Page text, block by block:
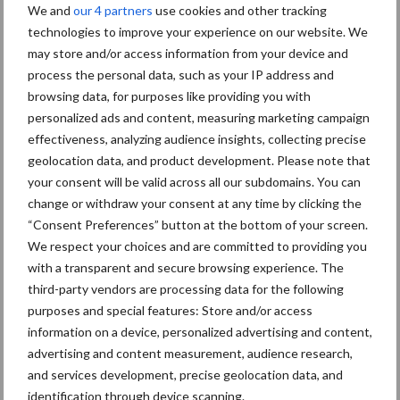
We and our 4 partners use cookies and other tracking
technologies to improve your experience on our website. We
may store and/or access information from your device and
process the personal data, such as your IP address and
browsing data, for purposes like providing you with
personalized ads and content, measuring marketing campaign
effectiveness, analyzing audience insights, collecting precise
geolocation data, and product development. Please note that
your consent will be valid across all our subdomains. You can
change or withdraw your consent at any time by clicking the
“Consent Preferences” button at the bottom of your screen.
We respect your choices and are committed to providing you
with a transparent and secure browsing experience. The
third-party vendors are processing data for the following
purposes and special features: Store and/or access
information on a device, personalized advertising and content,
advertising and content measurement, audience research,
and services development, precise geolocation data, and
identification through device scanning.
Primaire
Sidebar
Recent nieuws Partner nieuws
7 aug
Britse varkenssector vreest
afzetcrisis in het najaar
7 aug
Grondstoffenmarkt blijft grillig:
droogte en geopolitiek houden
handel in de greep
5 aug
“Vraag naar praktische
hygieneoplossingen is in Polen
Toon meer